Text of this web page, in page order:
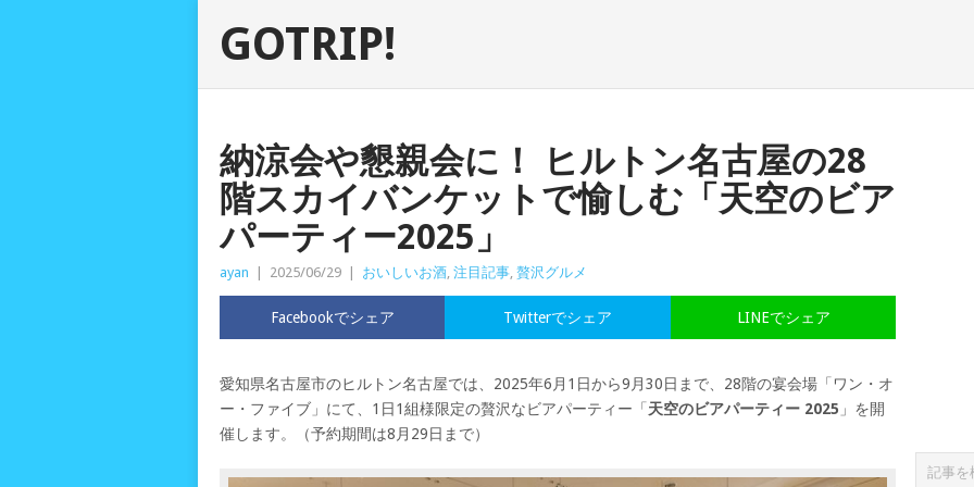
GOTRIP!
納涼会や懇親会に！ ヒルトン名古屋の28
階スカイバンケットで愉しむ「天空のビア
パーティー2025」
ayan 2025/06/29 おいしいお酒, 注目記事, 贅沢グルメ
Facebookでシェア LINEでシェア
Twitterでシェア
愛知県名古屋市のヒルトン名古屋では、2025年6月1日から9月30日まで、28階の宴会場「ワン・オ
ー・ファイブ」にて、1日1組様限定の贅沢なビアパーティー「 天空のビアパーティー 2025 」を開
催します。（予約期間は8月29日まで）